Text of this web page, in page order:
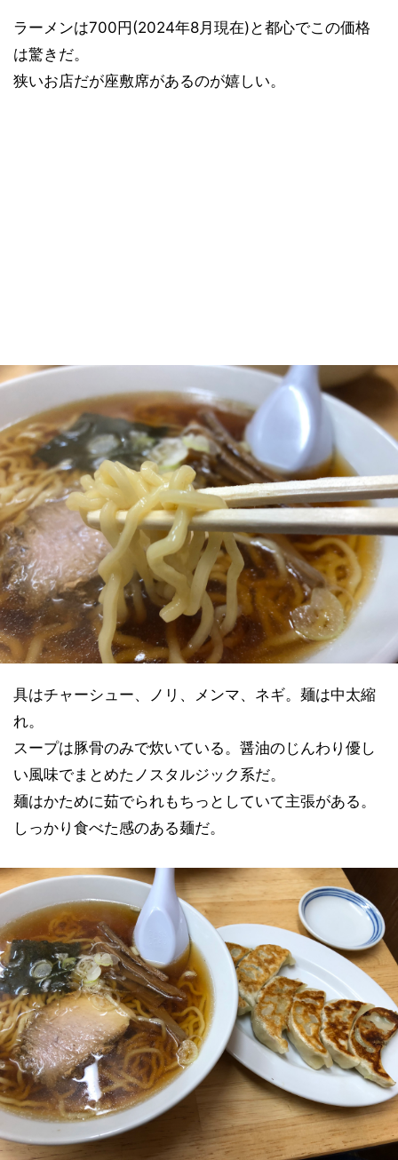
ラーメンは700円(2024年8月現在)と都心でこの価格
は驚きだ。
狭いお店だが座敷席があるのが嬉しい。
具はチャーシュー、ノリ、メンマ、ネギ。麺は中太縮
れ。
スープは豚骨のみで炊いている。醤油のじんわり優し
い風味でまとめたノスタルジック系だ。
麺はかために茹でられもちっとしていて主張がある。
しっかり食べた感のある麺だ。